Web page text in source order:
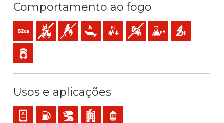
Comportamento ao fogo
B2ca-s1a,d1,a1 (reacção ao fogo)
Não propagador do incêndio
Não propagador da chama
Baixa emissão de calor
Baixa produção de gotículas
Baixa opacidade e produção
Baixa acidez e
Sem
Baixa emissão de gases tóxicos
Usos e aplicações
Cablagem interna de equipamentos e painéis
Instalações com risco de incêndio ou explosão
BD2, BD3, BD4 (arranha-céus, túneis…)
Estabelecimentos recebendo público
Residencial